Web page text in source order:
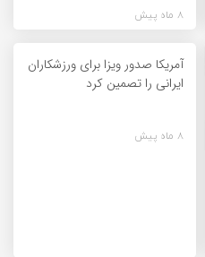
8 ماه پیش
آمریکا صدور ویزا برای ورزشکاران
ایرانی را تصمین کرد
8 ماه پیش